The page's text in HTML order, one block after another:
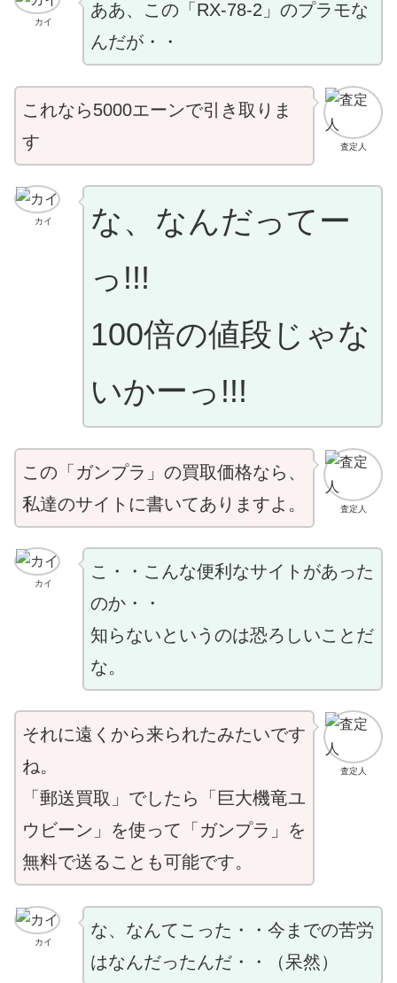
カイ
ああ、この「RX-78-2」のプラモな
んだが・・
査定人
これなら5000エーンで引き取りま
す
カイ
な、なんだってー
っ!!!
100倍の値段じゃな
いかーっ!!!
査定人
この「ガンプラ」の買取価格なら、
私達のサイトに書いてありますよ。
カイ
こ・・こんな便利なサイトがあった
のか・・
知らないというのは恐ろしいことだ
な。
査定人
それに遠くから来られたみたいです
ね。
「郵送買取」でしたら「巨大機竜ユ
ウビーン」を使って「ガンプラ」を
無料で送ることも可能です。
カイ
な、なんてこった・・今までの苦労
はなんだったんだ・・（呆然）